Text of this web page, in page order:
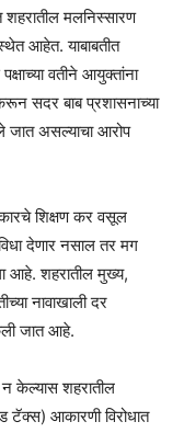
मलनिस्सारण
आहेत. याबाबतीत
वतीने आयुक्तांना
सदर बाब प्रशासनाच्या
जात असल्याचा आरोप
शिक्षण कर वसूल
देणार नसाल तर मग
आहे. शहरातील मुख्य,
नावाखाली दर
जात आहे.
न केल्यास शहरातील
टॅक्स) आकारणी विरोधात